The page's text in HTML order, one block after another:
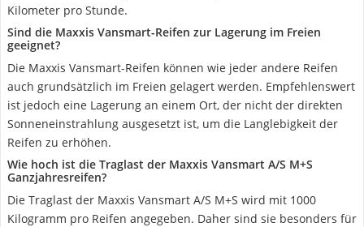
Kilometer pro Stunde.
Sind die Maxxis Vansmart-Reifen zur Lagerung im Freien
geeignet?
Die Maxxis Vansmart-Reifen können wie jeder andere Reifen
auch grundsätzlich im Freien gelagert werden. Empfehlenswert
ist jedoch eine Lagerung an einem Ort, der nicht der direkten
Sonneneinstrahlung ausgesetzt ist, um die Langlebigkeit der
Reifen zu erhöhen.
Wie hoch ist die Traglast der Maxxis Vansmart A/S M+S
Ganzjahresreifen?
Die Traglast der Maxxis Vansmart A/S M+S wird mit 1000
Kilogramm pro Reifen angegeben. Daher sind sie besonders für